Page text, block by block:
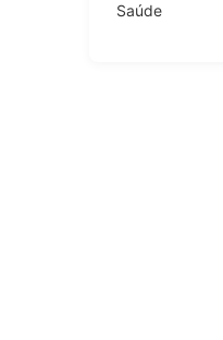
Saúde